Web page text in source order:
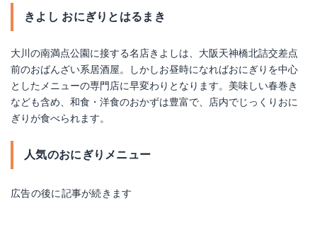
きよし おにぎりとはるまき
大川の南満点公園に接する名店きよしは、大阪天神橋北詰交差点
前のおばんざい系居酒屋。しかしお昼時になればおにぎりを中心
としたメニューの専門店に早変わりとなります。美味しい春巻き
なども含め、和食・洋食のおかずは豊富で、店内でじっくりおに
ぎりが食べられます。
人気のおにぎりメニュー
広告の後に記事が続きます